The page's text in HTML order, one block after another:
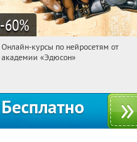
-60%
15:14:53 Получили:
Онлайн-курсы по нейросетям от
академии «Эдюсон»
Бесплатно